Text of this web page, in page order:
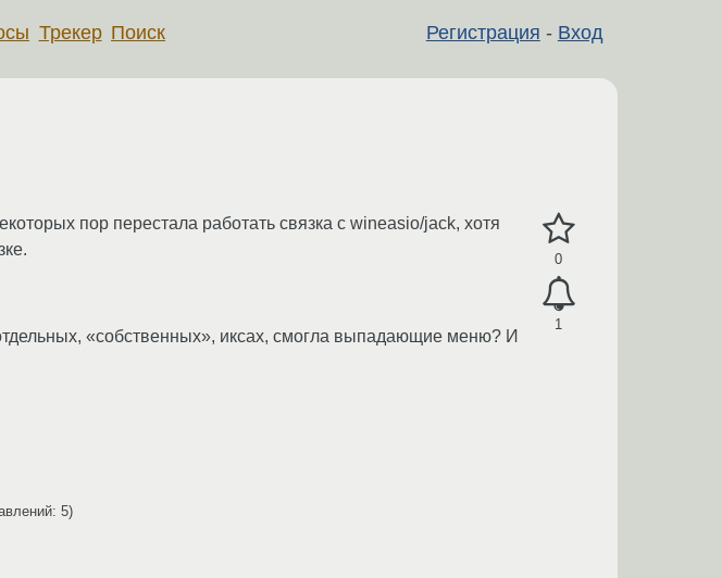
Регистрация - Вход
Трекер Поиск
0
1
пор перестала работать связка с wineasio/jack, хотя
«собственных», иксах, смогла выпадающие меню? И
5)